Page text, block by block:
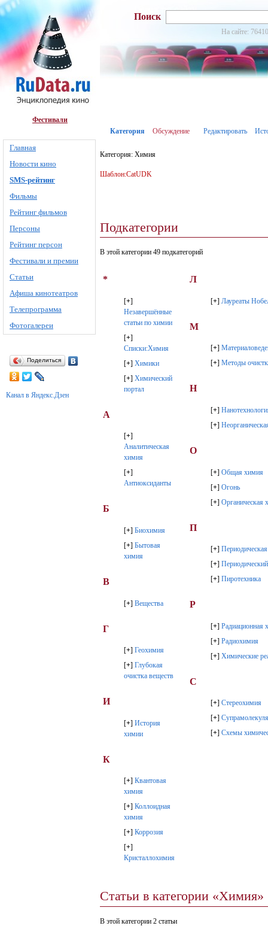
Фестивали
Главная
Новости кино
SMS-рейтинг
Фильмы
Рейтинг фильмов
Персоны
Рейтинг персон
Фестивали и премии
Статьи
Афиша кинотеатров
Телепрограмма
Фотогалереи
Поделиться
Канал в Яндекс.Дзен
Поиск
На сайте:
Категория Обсуждение Редактировать
Категория: Химия
Шаблон:CatUDK
Подкатегории
В этой категории 49 подкатегорий
*
[+]
Незавершённые
статьи по химии
[+]
Списки:Химия
[+] Химики
[+] Химический
портал
А
[+]
Аналитическая
химия
[+]
Антиоксиданты
Б
[+] Биохимия
[+] Бытовая
химия
В
[+] Вещества
Г
[+] Геохимия
[+] Глубокая
очистка веществ
И
[+] История
химии
К
[+] Квантовая
химия
[+] Коллоидная
химия
[+] Коррозия
[+]
Кристаллохимия
Л
[+] Лауреаты
М
[+]
[+] Методы
Н
[+]
[+]
О
[+] Общая химия
[+] Огонь
[+] Органическая
П
[+]
[+]
[+] Пиротехника
Р
[+] Радиационная
[+] Радиохимия
[+] Химические
С
[+] Стереохимия
[+]
[+] Схемы
Статьи в категории «Химия»
В этой категории 2 статьи